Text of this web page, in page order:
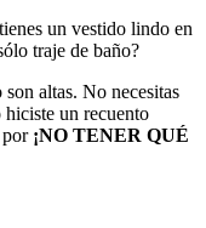
un vestido lindo en
traje de baño?
altas. No necesitas
hiciste un recuento
por ¡NO TENER QUÉ